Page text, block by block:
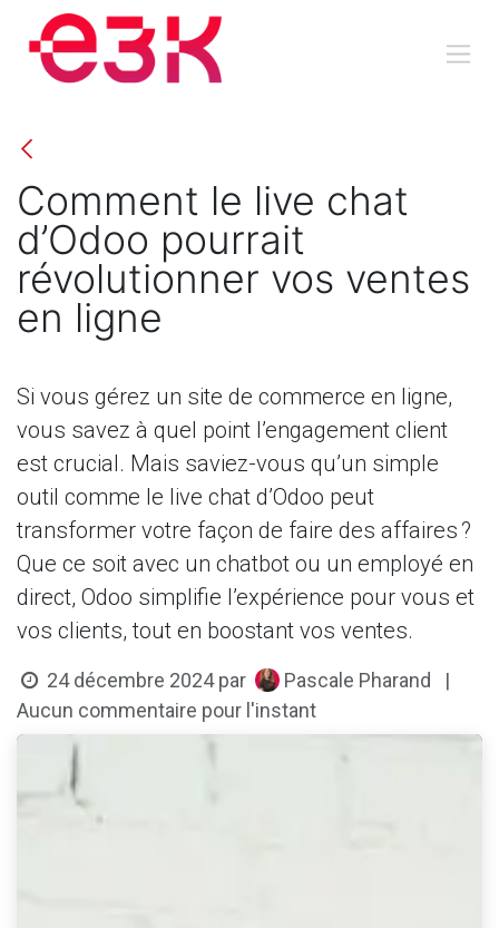
Se rendre au contenu
Comment le live chat
d’Odoo pourrait
révolutionner vos ventes
en ligne
Si vous gérez un site de commerce en ligne,
vous savez à quel point l’engagement client
est crucial. Mais saviez-vous qu’un simple
outil comme le live chat d’Odoo peut
transformer votre façon de faire des affaires ?
Que ce soit avec un chatbot ou un employé en
direct, Odoo simplifie l’expérience pour vous et
vos clients, tout en boostant vos ventes.
24 décembre 2024 par Pascale Pharand
|
Aucun commentaire pour l'instant